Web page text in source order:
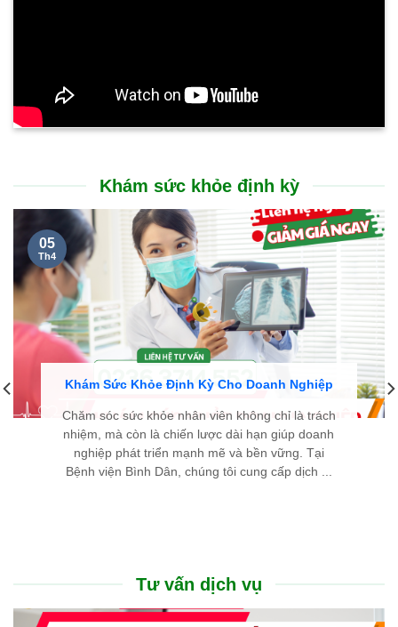
Khám sức khỏe định kỳ
Khám Sức Khỏe Định Kỳ Cho Doanh Nghiệp
Chăm sóc sức khỏe nhân viên không chỉ là trách
nhiệm, mà còn là chiến lược dài hạn giúp doanh
nghiệp phát triển mạnh mẽ và bền vững. Tại
Bệnh viện Bình Dân, chúng tôi cung cấp dịch ...
05
Th4
Tư vấn dịch vụ